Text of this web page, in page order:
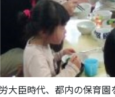
大臣時代、都内の保育園